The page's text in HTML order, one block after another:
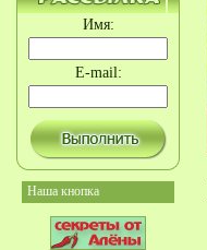
Имя:
E-mail:
Наша кнопка